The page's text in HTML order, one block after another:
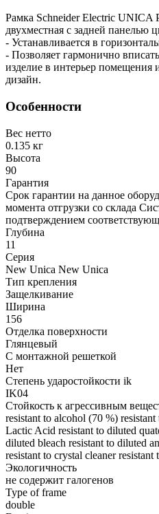
Рамка Schneider Electric
двухместная с задней панелью
- Устанавливается в
- Позволяет гармонично
изделие в интерьер помещения
дизайн.
Особенности
Вес нетто
0.135 кг
Высота
90
Гарантия
Срок гарантии на данное
момента отгрузки со склада
подтверждением
Глубина
11
Серия
New Unica New Unica
Тип крепления
Защелкивание
Ширина
156
Отделка поверхности
Глянцевый
С монтажной решеткой
Нет
Степень ударостойкости ik
IK04
Стойкость к агрессивным
resistant to alcohol (70 %)
Lactic Acid resistant to diluted
diluted bleach resistant to diluted
resistant to crystal cleaner resistant
Экологичность
не содержит галогенов
Type of frame
double